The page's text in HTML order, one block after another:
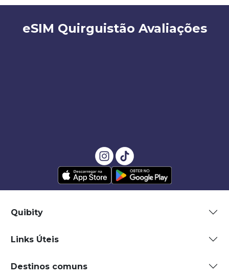
eSIM Quirguistão Avaliações
Quibity
Links Úteis
Destinos comuns